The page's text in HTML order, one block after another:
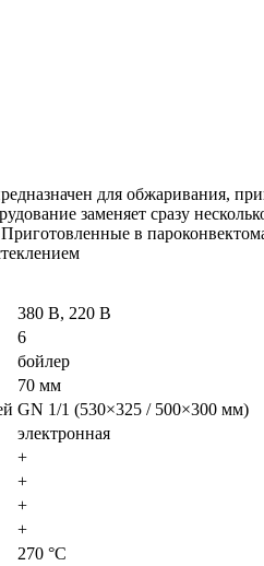
для обжаривания,
заменяет сразу
в
380 В, 220 В
6
бойлер
70 мм
GN 1/1 (530×325 / 500×300 мм)
электронная
+
+
+
+
270 °С